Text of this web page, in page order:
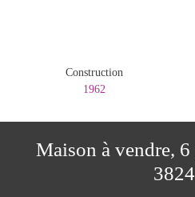
Construction
1962
Maison à vendre,